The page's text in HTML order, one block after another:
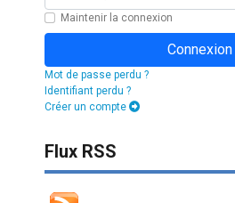
Maintenir la connexion
Connexion
Mot de passe perdu ?
Identifiant perdu ?
Créer un compte
Flux RSS